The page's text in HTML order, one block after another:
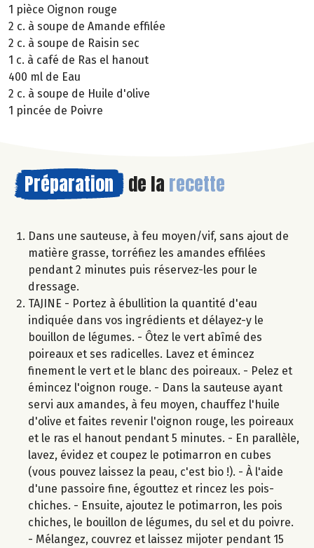
1 pièce Oignon rouge
2 c. à soupe de Amande effilée
2 c. à soupe de Raisin sec
1 c. à café de Ras el hanout
400 ml de Eau
2 c. à soupe de Huile d'olive
1 pincée de Poivre
Préparation de la recette
Dans une sauteuse, à feu moyen/vif, sans ajout de
matière grasse, torréfiez les amandes effilées
pendant 2 minutes puis réservez-les pour le
dressage.
TAJINE - Portez à ébullition la quantité d'eau
indiquée dans vos ingrédients et délayez-y le
bouillon de légumes. - Ôtez le vert abîmé des
poireaux et ses radicelles. Lavez et émincez
finement le vert et le blanc des poireaux. - Pelez et
émincez l'oignon rouge. - Dans la sauteuse ayant
servi aux amandes, à feu moyen, chauffez l'huile
d'olive et faites revenir l'oignon rouge, les poireaux
et le ras el hanout pendant 5 minutes. - En parallèle,
lavez, évidez et coupez le potimarron en cubes
(vous pouvez laissez la peau, c'est bio !). - À l'aide
d'une passoire fine, égouttez et rincez les pois-
chiches. - Ensuite, ajoutez le potimarron, les pois
chiches, le bouillon de légumes, du sel et du poivre.
- Mélangez, couvrez et laissez mijoter pendant 15